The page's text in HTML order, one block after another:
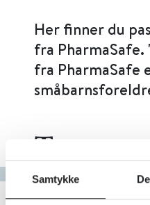
Samtykke
Her finner du
fra PharmaSafe.
fra PharmaSafe
Tema
Gå til bokstav
Filter